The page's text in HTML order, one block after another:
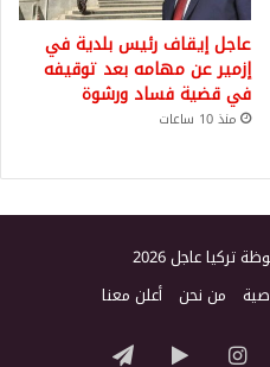
عاجل إيقاف رئيس بلدية في
إزمير عن مهامه بعد توقيفه
في قضية فساد ورشوة
منذ 10 ساعات
عاجل 2026
من نحن أعلن معنا
انستقرام‏Googleتيلقرام